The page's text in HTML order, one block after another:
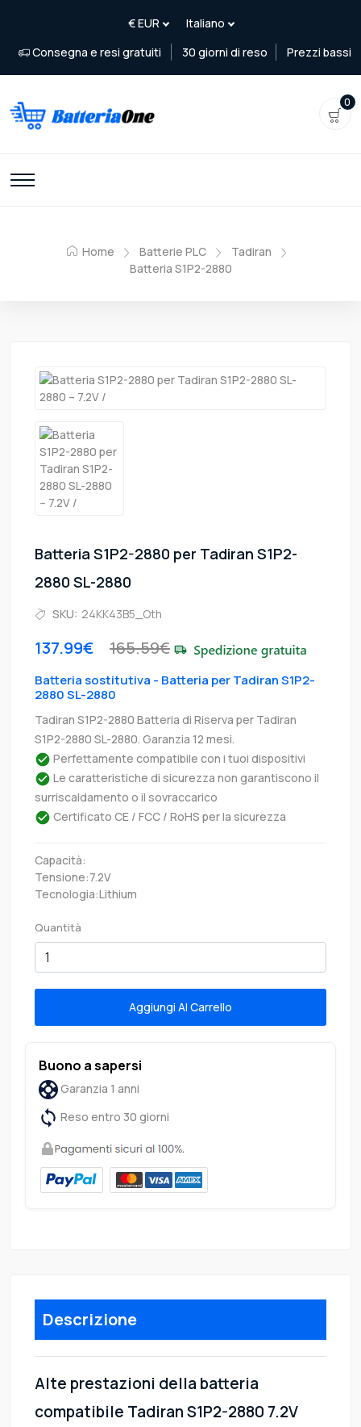
Consegna e resi gratuiti 30 giorni di reso Prezzi bassi
0
Home Batterie PLC
Tadiran
Batteria S1P2-2880
Batteria S1P2-2880 per Tadiran S1P2-
2880 SL-2880
SKU: 24KK43B5_Oth
137.99€ 165.59€
Batteria sostitutiva - Batteria per Tadiran S1P2-
2880 SL-2880
Tadiran S1P2-2880 Batteria di Riserva per Tadiran
S1P2-2880 SL-2880. Garanzia 12 mesi.
Perfettamente compatibile con i tuoi dispositivi
Le caratteristiche di sicurezza non garantiscono il
surriscaldamento o il sovraccarico
Certificato CE / FCC / RoHS per la sicurezza
Capacità:
Tensione:7.2V
Tecnologia:Lithium
Quantità
Aggiungi Al Carrello
Buono a sapersi
Garanzia 1 anni
Reso entro 30 giorni
Descrizione
Alte prestazioni della batteria
compatibile Tadiran S1P2-2880 7.2V